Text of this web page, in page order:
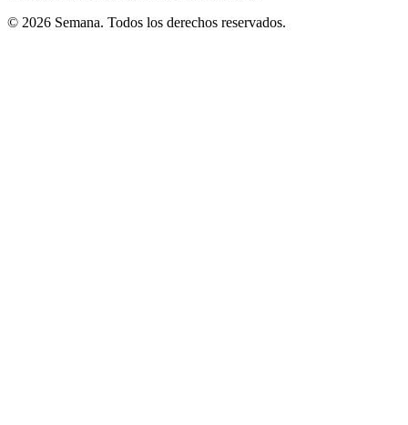
© 2026 Semana. Todos los derechos reservados.